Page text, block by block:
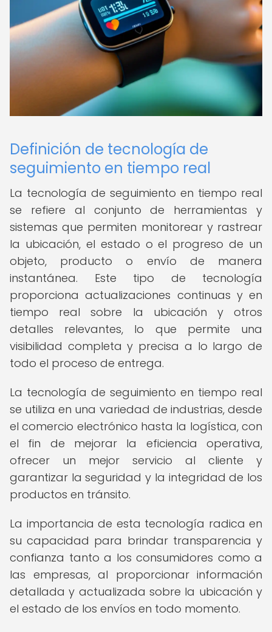
Definición de tecnología de
seguimiento en tiempo real
La tecnología de seguimiento en tiempo real
se refiere al conjunto de herramientas y
sistemas que permiten monitorear y rastrear
la ubicación, el estado o el progreso de un
objeto, producto o envío de manera
instantánea. Este tipo de tecnología
proporciona actualizaciones continuas y en
tiempo real sobre la ubicación y otros
detalles relevantes, lo que permite una
visibilidad completa y precisa a lo largo de
todo el proceso de entrega.
La tecnología de seguimiento en tiempo real
se utiliza en una variedad de industrias, desde
el comercio electrónico hasta la logística, con
el fin de mejorar la eficiencia operativa,
ofrecer un mejor servicio al cliente y
garantizar la seguridad y la integridad de los
productos en tránsito.
La importancia de esta tecnología radica en
su capacidad para brindar transparencia y
confianza tanto a los consumidores como a
las empresas, al proporcionar información
detallada y actualizada sobre la ubicación y
el estado de los envíos en todo momento.